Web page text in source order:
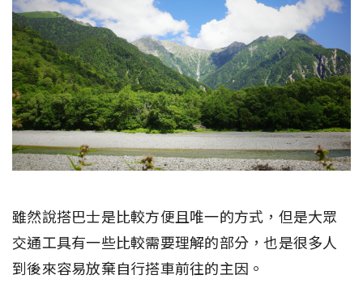
雖然說搭巴士是比較方便且唯一的方式，但是大眾
交通工具有一些比較需要理解的部分，也是很多人
到後來容易放棄自行搭車前往的主因。